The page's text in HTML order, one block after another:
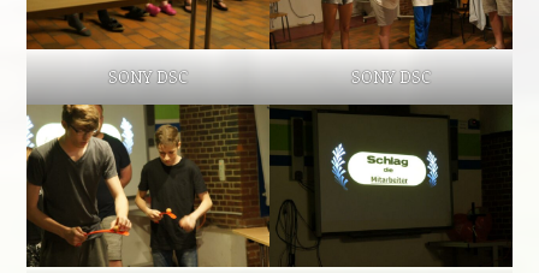
SONY DSC SONY DSC